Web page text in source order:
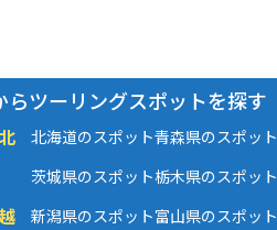
らツーリングスポットを探す
北海道のスポット青森県のスポット
茨城県のスポット栃木県のスポット
新潟県のスポット富山県のスポット